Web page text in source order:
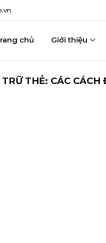
chủ Giới thiệu
THẺ: CÁC CÁCH